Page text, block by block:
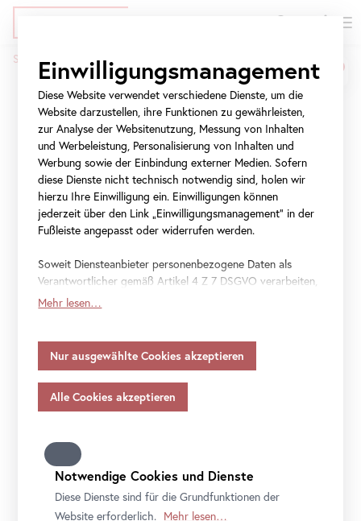
Direkt
Zur
Navigation
springen
Zur
Navigation
springenPfadnavigation
Startseite Presse
WOTRUBA. Himmelwärts
Die Kirche auf dem
Georgenberg
6. Mai 2021 –30. Jänner 2022
Einwilligungsmanagement
Diese Website verwendet verschiedene Dienste, um die
Website darzustellen, ihre Funktionen zu gewährleisten,
zur Analyse der Websitenutzung, Messung von Inhalten
und Werbeleistung, Personalisierung von Inhalten und
Werbung sowie der Einbindung externer Medien. Sofern
diese Dienste nicht technisch notwendig sind, holen wir
hierzu Ihre Einwilligung ein. Einwilligungen können
jederzeit über den Link „Einwilligungsmanagement“ in der
Fußleiste angepasst oder widerrufen werden.
Soweit Diensteanbieter personenbezogene Daten als
Verantwortlicher gemäß Artikel 4 Z 7 DSGVO verarbeiten,
gilt Ihre Einwilligung auch für die Weitergabe an den
Daten in Staaten ohne Vorliegen eines
Angemessenheitsbeschlusses gem.Art
und ohne geeignete Garantien gem.
übermitteln, so gilt Ihre Einwilligung auch hierfür.
Funktionen unseres
stehen, wenn Sie nicht alle Zwecke zulassen. Weitere
Informationen zum Datenschutz, Ihren Rechten und
Kontaktdaten des Verantwortlichen und der
Datenschutzbeauftragten finden Sie in unserer
Mehr lesen…
Notwendige Cookies und Dienste
Diese Dienste sind für die Grundfunktionen der
Website erforderlich. Mehr lesen…